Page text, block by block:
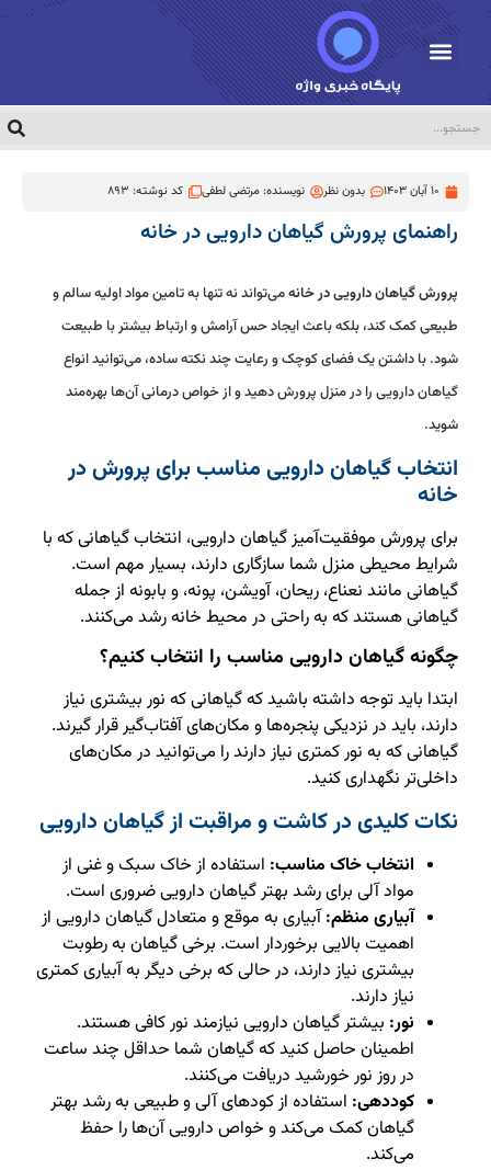
10 آبان 1403 بدون نظر نویسنده:مرتضی لطفی کد نوشته: 893
راهنمای پرورش گیاهان دارویی در خانه
پرورش گیاهان دارویی در خانهمی‌تواند نه تنها به تامین مواد اولیه سالم و
طبیعی کمک کند، بلکه باعث ایجاد حس آرامش و ارتباط بیشتر با طبیعت
شود. با داشتن یک فضای کوچک و رعایت چند نکته ساده، می‌توانید انواع
گیاهان دارویی را در منزل پرورش دهید و از خواص درمانی آن‌ها بهره‌مند
شوید.
انتخاب گیاهان دارویی مناسب برای پرورش در
خانه
برای پرورش موفقیت‌آمیز گیاهان دارویی، انتخاب گیاهانی که با
شرایط محیطی منزل شما سازگاری دارند، بسیار مهم است.
گیاهانی مانند نعناع، ریحان، آویشن، پونه، و بابونه از جمله
گیاهانی هستند که به راحتی در محیط خانه رشد می‌کنند.
چگونه گیاهان دارویی مناسب را انتخاب کنیم؟
ابتدا باید توجه داشته باشید که گیاهانی که نور بیشتری نیاز
دارند، باید در نزدیکی پنجره‌ها و مکان‌های آفتاب‌گیر قرار گیرند.
گیاهانی که به نور کمتری نیاز دارند را می‌توانید در مکان‌های
داخلی‌تر نگهداری کنید.
نکات کلیدی در کاشت و مراقبت از گیاهان دارویی
انتخاب خاک مناسب:استفاده از خاک سبک و غنی از
مواد آلی برای رشد بهتر گیاهان دارویی ضروری است.
آبیاری منظم:آبیاری به موقع و متعادل گیاهان دارویی از
اهمیت بالایی برخوردار است. برخی گیاهان به رطوبت
بیشتری نیاز دارند، در حالی که برخی دیگر به آبیاری کمتری
نیاز دارند.
نور:بیشتر گیاهان دارویی نیازمند نور کافی هستند.
اطمینان حاصل کنید که گیاهان شما حداقل چند ساعت
در روز نور خورشید دریافت می‌کنند.
کوددهی:استفاده از کودهای آلی و طبیعی به رشد بهتر
گیاهان کمک می‌کند و خواص دارویی آن‌ها را حفظ
می‌کند.